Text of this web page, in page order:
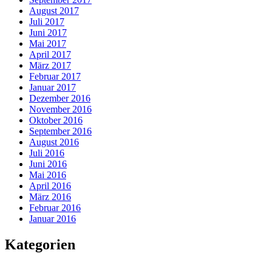
August 2017
Juli 2017
Juni 2017
Mai 2017
April 2017
März 2017
Februar 2017
Januar 2017
Dezember 2016
November 2016
Oktober 2016
September 2016
August 2016
Juli 2016
Juni 2016
Mai 2016
April 2016
März 2016
Februar 2016
Januar 2016
Kategorien